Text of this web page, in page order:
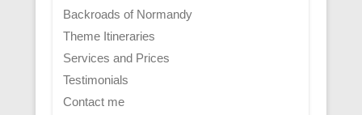
Backroads of Normandy
Theme Itineraries
Services and Prices
Testimonials
Contact me